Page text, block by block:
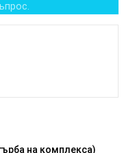
на комплекса)